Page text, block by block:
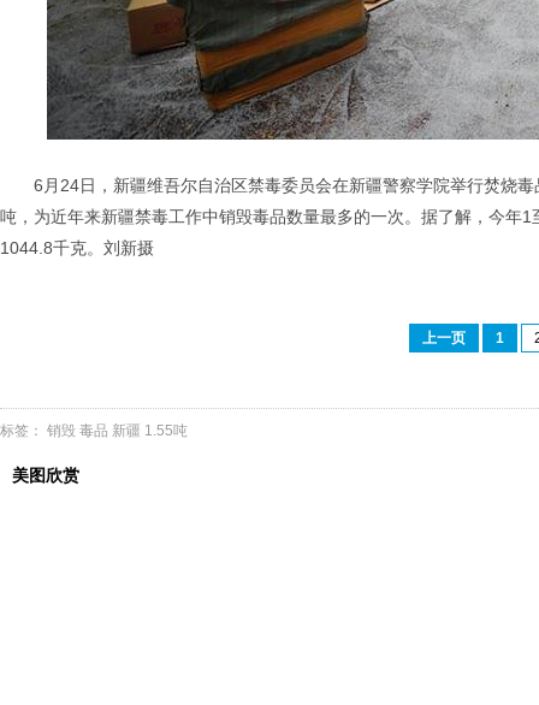
6月24日，新疆维吾尔自治区禁毒委员会在新疆警察学院举行焚烧
吨，为近年来新疆禁毒工作中销毁毒品数量最多的一次。据了解，今年
1044.8千克。刘新摄
上一页 1
标签： 销毁 毒品 新疆 1.55吨
美图欣赏